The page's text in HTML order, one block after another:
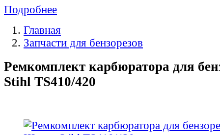
Подробнее
Главная
Запчасти для бензорезов
Ремкомплект карбюратора для
Stihl TS410/420